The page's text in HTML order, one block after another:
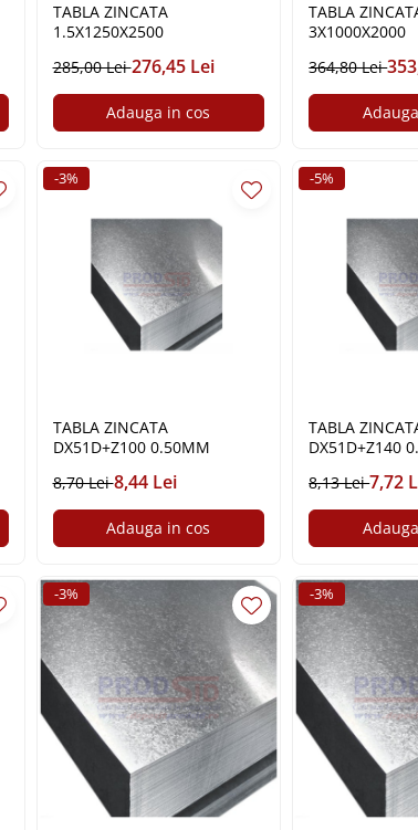
TABLA ZINCATA
1.5X1250X2500
285,00 Lei276,45 Lei
Adauga in cos
TABLA
3X1000X2000
364,80 Lei
-3%
TABLA ZINCATA
DX51D+Z100 0.50MM
8,70 Lei8,44 Lei
Adauga in cos
-5%
TABLA
DX51D+Z140
8,13 Lei7,72
-3% -3%